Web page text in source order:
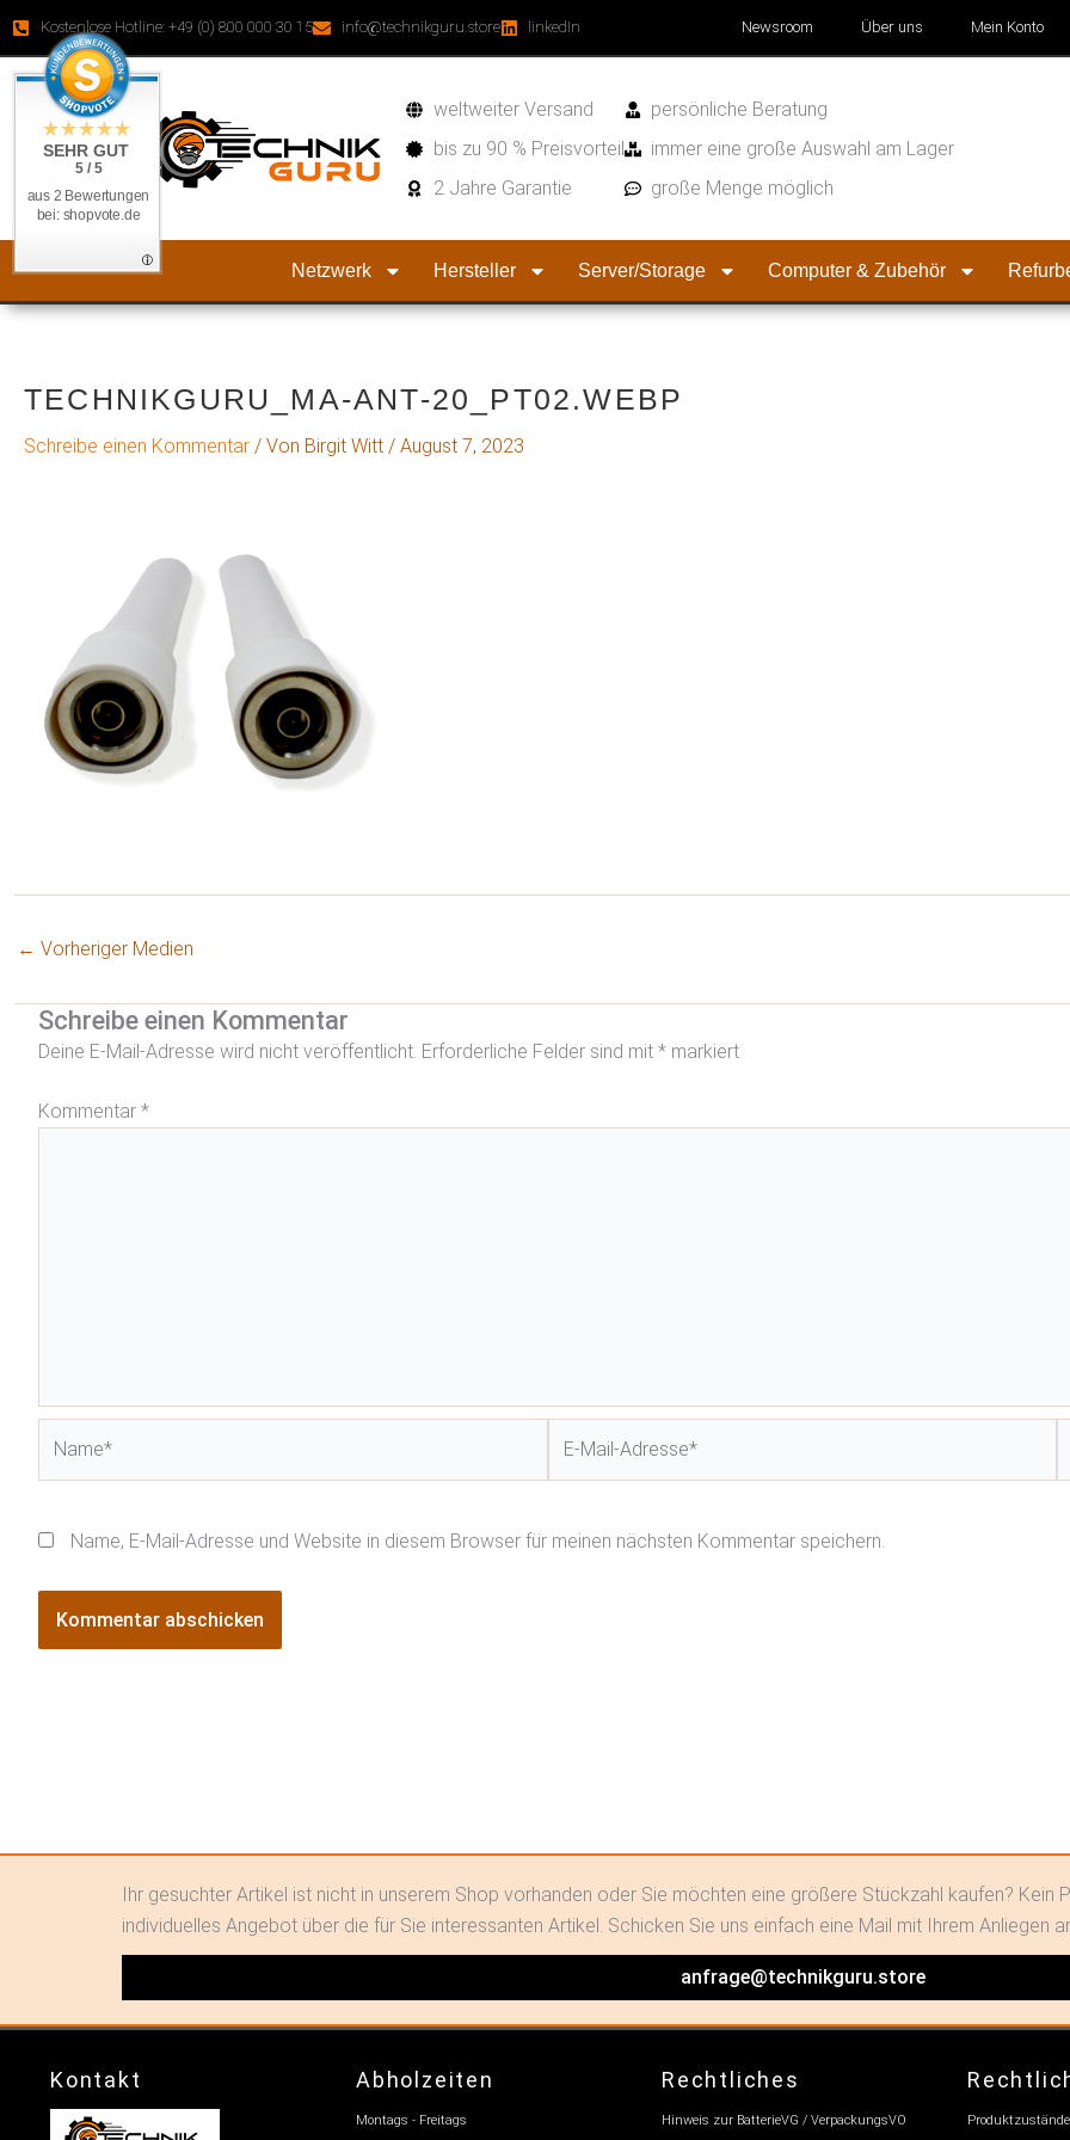
springen
springen
Kostenlose Hotline: +49 (0) 800 000 30 15 info@technikguru.store linkedIn Newsroom Über uns Mein Konto
weltweiter Versand
bis zu 90 % Preisvorteil
2 Jahre Garantie
persönliche Beratung
immer eine große Auswahl am Lager
große Menge möglich
Netzwerk Hersteller Server/Storage Computer & Zubehör
TECHNIKGURU_MA-ANT-20_PT02.WEBP
Schreibe einen Kommentar / Von Birgit Witt / August 7, 2023
← Vorheriger Medien
Schreibe einen Kommentar
Deine E-Mail-Adresse wird nicht veröffentlicht. Erforderliche Felder sind mit * markiert
Kommentar *
Mail-
Name, E-Mail-Adresse und Website in diesem Browser für meinen nächsten Kommentar speichern.
Ihr gesuchter Artikel ist nicht in unserem Shop vorhanden oder Sie möchten eine größere Stückzahl kaufen? Kein
individuelles Angebot über die für Sie interessanten Artikel. Schicken Sie uns einfach eine Mail mit Ihrem Anliegen
anfrage@technikguru.store
Kontakt Abholzeiten
Montags - Freitags
Rechtliches
Hinweis zur BatterieVG / VerpackungsVO Produktzustände
SEHR GUT
5 / 5
aus 2 Bewertungen
bei: shopvote.de